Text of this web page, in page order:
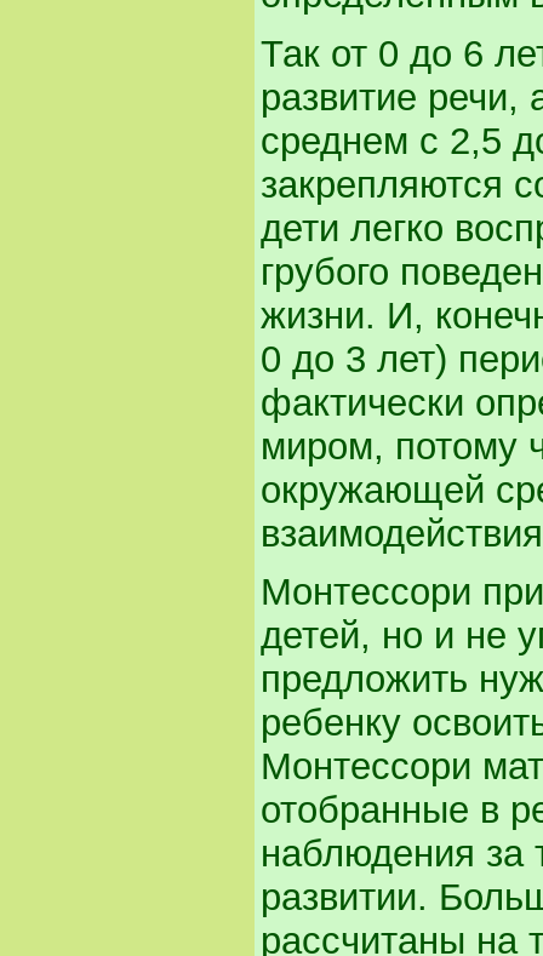
Так от 0 до 6
развитие речи,
среднем с 2,5
закрепляются
дети легко
грубого
жизни. И,
0 до 3 лет)
фактически
миром, потому
окружающей
Монтессори
детей, но и не
предложить
ребенку
Монтессори
отобранные в
наблюдения за
развитии.
рассчитаны на